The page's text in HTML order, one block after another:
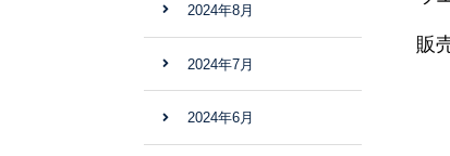
販
2024年8月
2024年7月
2024年6月